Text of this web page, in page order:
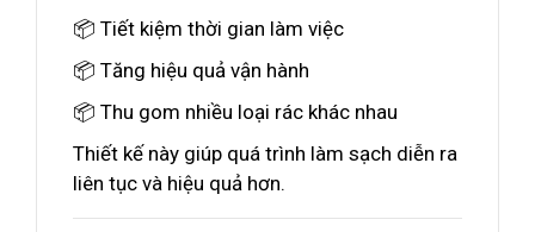
📦 Tiết kiệm thời gian làm việc
📦 Tăng hiệu quả vận hành
📦 Thu gom nhiều loại rác khác nhau
Thiết kế này giúp quá trình làm sạch diễn ra
liên tục và hiệu quả hơn.